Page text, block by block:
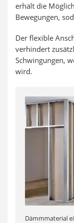
erhält die
Bewegungen,
Der flexible
verhindert
Schwingungen,
wird.
Dämmmaterial